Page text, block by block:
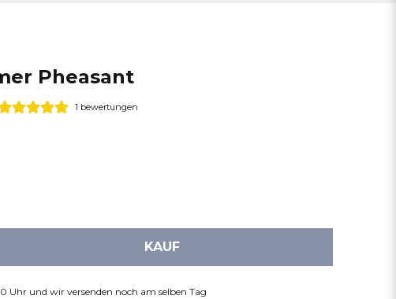
Pheasant
1 bewertungen
KAUF
Uhr und wir versenden noch am selben Tag